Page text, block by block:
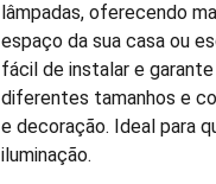
lâmpadas, oferecendo
espaço da sua casa ou
fácil de instalar e
diferentes tamanhos e
e decoração. Ideal para
iluminação.